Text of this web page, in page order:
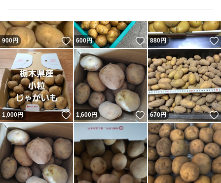
900円 いいね！
600円 いいね！
880円
1,000円 いいね！
1,600円 いいね！
670円